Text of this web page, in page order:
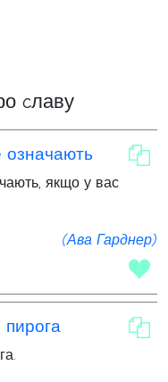
cлаву
означають
якщо у вас
(Ава Гарднер)